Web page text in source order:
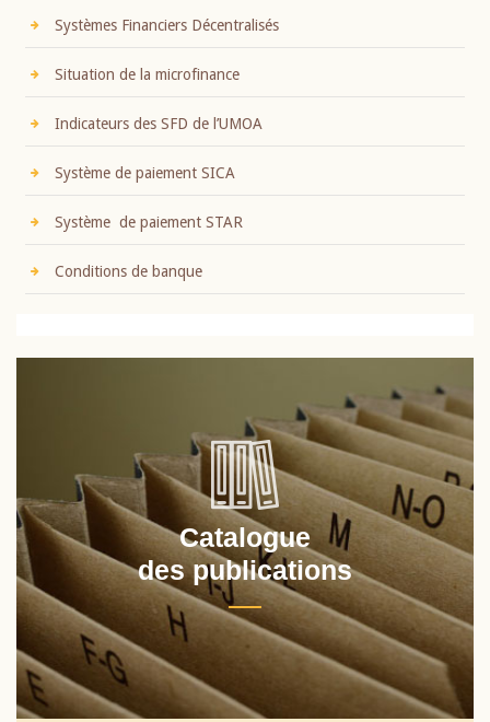
Systèmes Financiers Décentralisés
Situation de la microfinance
Indicateurs des SFD de l’UMOA
Système de paiement SICA
Système de paiement STAR
Conditions de banque
Catalogue
des publications